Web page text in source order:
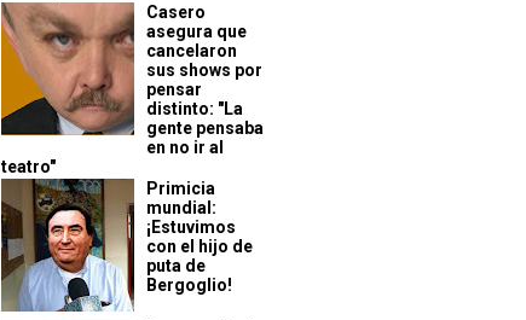
Casero
asegura que
cancelaron
sus shows por
pensar
distinto: "La
gente pensaba
en no ir al
teatro"
Primicia
mundial:
¡Estuvimos
con el hijo de
puta de
Bergoglio!